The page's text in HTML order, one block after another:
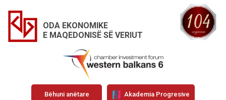
ODA EKONOMIKE
E MAQEDONISË SË VERIUT
Bëhuni anëtare Akademia Progresive